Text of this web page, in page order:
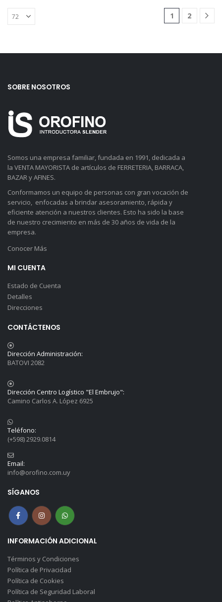
1 2
SOBRE NOSOTROS
Somos una empresa familiar, fundada en 1991, dedicada a
la VENTA MAYORISTA de artículos de FERRETERIA, BARRACA,
BAZAR y AFINES.
Conformamos un equipo de personas con gran vocación de
servicio, enfocadas a brindar asesoramiento, rápida y
eficiente atención a nuestros clientes. Esto ha sido la base
de nuestro crecimiento en más de 30 años de vida de la
empresa.
Conocer Más
MI CUENTA
Estado de Cuenta
Detalles
Direcciones
CONTÁCTENOS
Dirección Administración:
BATOVI 2082
Dirección Centro Logístico "El Embrujo":
Camino Carlos A. López 6925
Teléfono:
(+598) 2929.0814
Email:
info@orofino.com.uy
SÍGANOS
INFORMACIÓN ADICIONAL
Términos y Condiciones
Política de Privacidad
Política de Cookies
Política de Seguridad Laboral